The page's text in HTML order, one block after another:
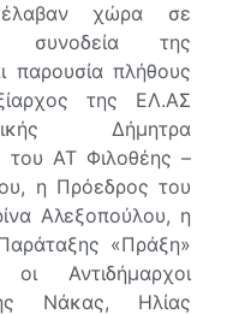
χώρα σε
συνοδεία της
παρουσία πλήθους
της ΕΛ.ΑΣ
Δήμητρα
του ΑΤ Φιλοθέης –
η Πρόεδρος του
Αλεξοπούλου, η
«Πράξη»
οι Αντιδήμαρχοι
Νάκας, Ηλίας